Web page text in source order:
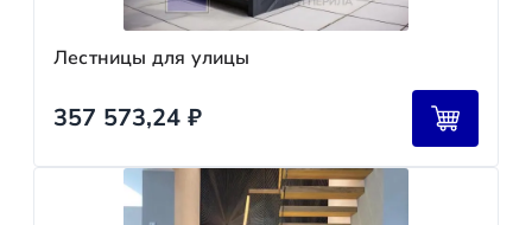
Лестницы для улицы
357 573,24 ₽